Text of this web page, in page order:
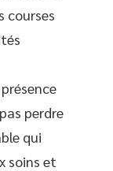
courses
perdre
qui
soins et